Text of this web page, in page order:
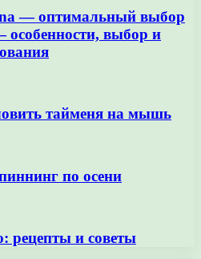
— оптимальный выбор
выбор и
тайменя на мышь
по осени
рецепты и советы